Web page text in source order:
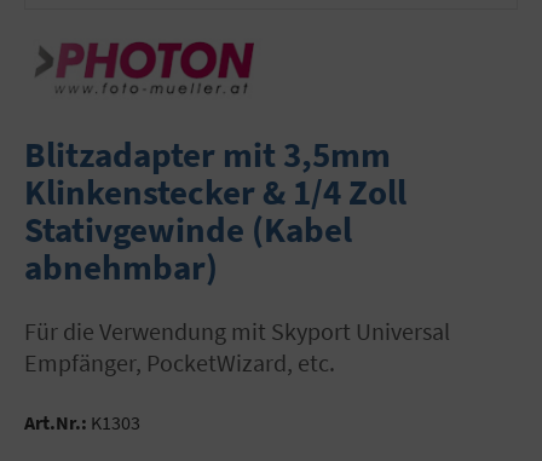
Blitzadapter mit 3,5mm
Klinkenstecker & 1/4 Zoll
Stativgewinde (Kabel
abnehmbar)
für die Verwendung mit Skyport Universal
Empfänger, PocketWizard, etc.
Art.Nr.: K1303